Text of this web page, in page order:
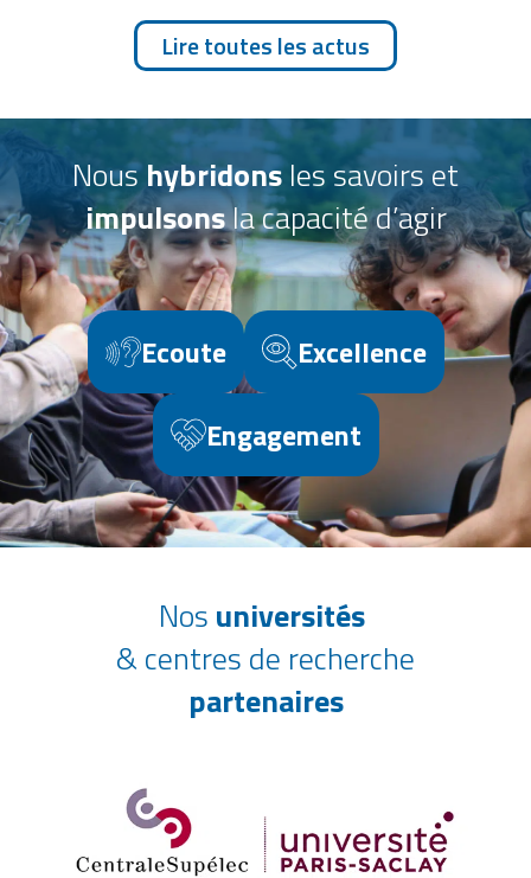
Lire toutes les actus
Noushybridonsles savoirs et
impulsonsla capacité d’agir
Ecoute
Excellence
Engagement
Nos universités
& centres de recherche
partenaires